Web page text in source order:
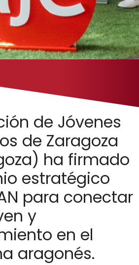
de Jóvenes
de Zaragoza
ha firmado
estratégico
para conectar
y
en el
aragonés.